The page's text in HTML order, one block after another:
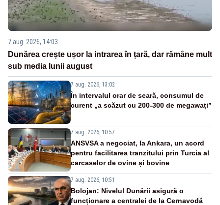
7 aug. 2026, 14:03
Dunărea crește ușor la intrarea în țară, dar rămâne mult
sub media lunii august
7 aug. 2026, 13:02
În intervalul orar de seară, consumul de
curent „a scăzut cu 200-300 de megawați”
7 aug. 2026, 10:57
ANSVSA a negociat, la Ankara, un acord
pentru facilitarea tranzitului prin Turcia al
carcaselor de ovine și bovine
7 aug. 2026, 10:51
Bolojan: Nivelul Dunării asigură o
funcționare a centralei de la Cernavodă